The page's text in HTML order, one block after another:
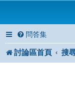
問答集
討論區首頁 搜